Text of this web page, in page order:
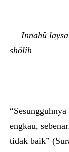
— Innahû
shôlih —
engkau,
tidak baik”